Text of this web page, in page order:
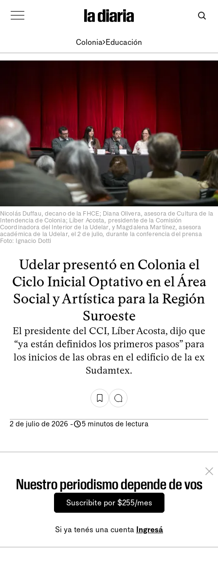
Colonia Educación
Nicolás Duffau, decano de la FHCE; Diana Olivera, asesora de Cultura de la
Intendencia de Colonia; Líber Acosta, presidente de la Comisión
Coordinadora del Interior de la Udelar, y Magdalena Martínez, asesora
académica de la Udelar, el 2 de julio, durante la conferencia del prensa
Foto: Ignacio Dotti
Udelar presentó en Colonia el
Ciclo Inicial Optativo en el Área
Social y Artística para la Región
Suroeste
El presidente del CCI, Líber Acosta, dijo que
“ya están definidos los primeros pasos” para
los inicios de las obras en el edificio de la ex
Sudamtex.
2 de julio de 2026 - 5 minutos de lectura
Nuestro periodismo depende de vos
Suscribite por $255/mes
Si ya tenés una cuenta Ingresá